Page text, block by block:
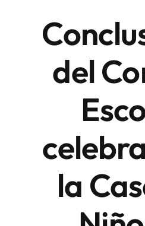
Sede Electrónica
del
la